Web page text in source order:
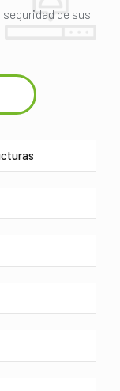
de sus